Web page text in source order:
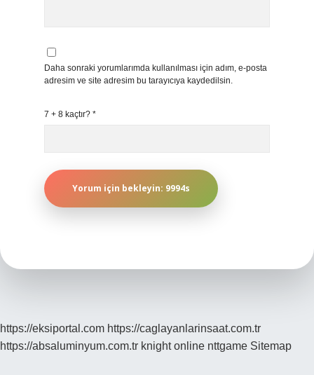
Daha sonraki yorumlarımda kullanılması için adım, e-posta
adresim ve site adresim bu tarayıcıya kaydedilsin.
7 + 8 kaçtır? *
https://eksiportal.com https://caglayanlarinsaat.com.tr
https://absaluminyum.com.tr knight online nttgame Sitemap